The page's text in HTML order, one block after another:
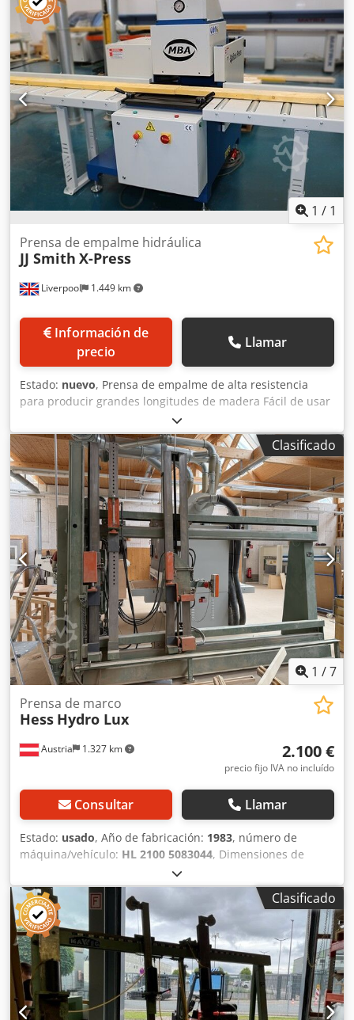
rejilla perforada Cilindros de prensado horizontales: 2
unidades Crodpfjzk Nkdjx Afpof Carrera de los cilindros
horizontales: aprox. 130 mm Fuerza de prensado
horizontal: aprox. 2.000 kp Viga de presión central: 1
unidad Control: manual mediante palanca Área de
prensado: 3.000 × 2.100 mm (L × A) Dimensiones: 3.500 ×
800 × 2.100 mm Peso: aprox. 1.500 kg Los datos indicados
están sujetos a modificaciones hasta la llegada de la
máquina a nuestro almacén. Disponibilidad: a corto plazo
Ubicación: 63934 Röllbach
1 / 1
Liverpool 1.449 km
Prensa de empalme hidráulica
JJ Smith X-Press
Información de
precio
Llamar
Estado: nuevo, Prensa de empalme de alta resistencia
para producir grandes longitudes de madera Fácil de usar
Las placas superior e inferior prensan simultáneamente
Tiempo de ciclo muy rápido Paquete hidráulico de 35
toneladas de capacidad Motor de 7,5 kW Cabezal de
accionamiento neumático Sección máxima de madera 75 x
300 mm Unidad de control bimanual Sujeción lateral
excéntrica manual Codpfx Aopahmhsfporf Mesas de
entrada y salida de 2 m opcionales
Clasificado
1 /7
Austria 1.327 km
Prensa de marco
Hess Hydro Lux
2.100 €
precio fijo IVA no incluído
Consultar Llamar
Estado: usado, Año de fabricación: 1983, número de
máquina/vehículo: HL 2100 5083044, Dimensiones de
trabajo: 3000 x 2250 mm (largo x alto) 3 barras de presión
verticales 2 barras de presión horizontales Ajuste eléctrico
de la altura y el ancho Con sistema de detección
automática Credszl Rugjpfx Afpof Máquina en buen
estado.
Clasificado